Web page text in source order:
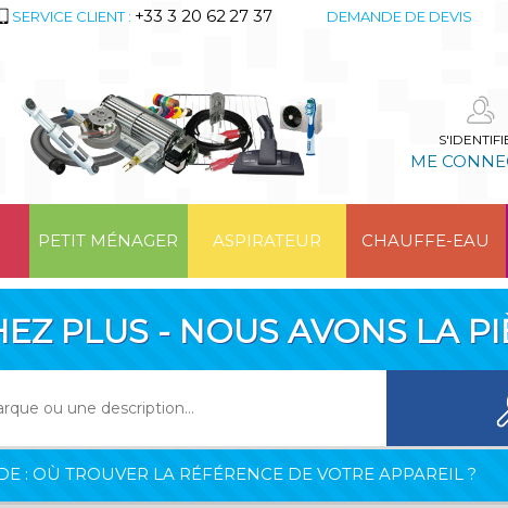
SERVICE CLIENT : +33 3 20 62 27 37 DEMANDE DE DEVIS
ME
PETIT MÉNAGER ASPIRATEUR CHAUFFE-EAU
PLUS - NOUS AVONS LA
: OÙ TROUVER LA RÉFÉRENCE DE VOTRE APPAREIL ?